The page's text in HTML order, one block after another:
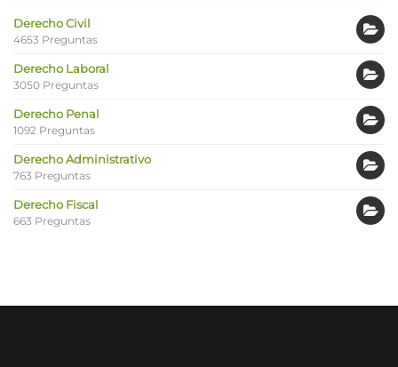
Derecho Civil
4653 Preguntas
Derecho Laboral
3050 Preguntas
Derecho Penal
1092 Preguntas
Derecho Administrativo
763 Preguntas
Derecho Fiscal
663 Preguntas